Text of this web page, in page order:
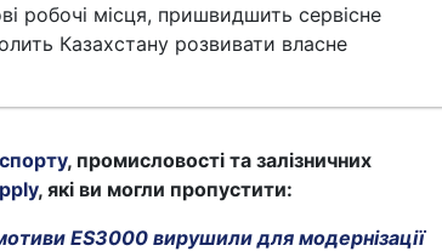
робочі місця, пришвидшить сервісне
Казахстану розвивати власне
, промисловості та залізничних
, які ви могли пропустити:
ES3000 вирушили для модернізації